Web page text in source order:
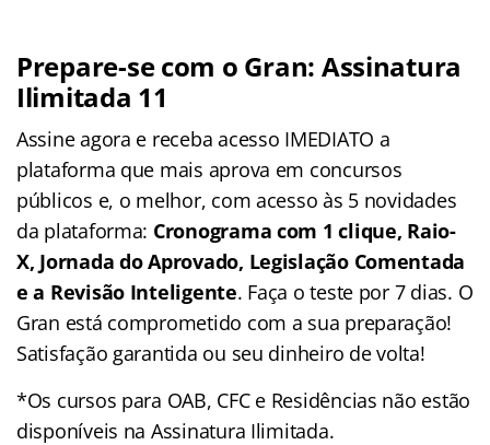
Prepare-se com o Gran: Assinatura
Ilimitada 11
Assine agora e receba acesso IMEDIATO a
plataforma que mais aprova em concursos
públicos e, o melhor, com acesso às 5 novidades
da plataforma: Cronograma com 1 clique, Raio-
X, Jornada do Aprovado, Legislação Comentada
e a Revisão Inteligente. Faça o teste por 7 dias. O
Gran está comprometido com a sua preparação!
Satisfação garantida ou seu dinheiro de volta!
*Os cursos para OAB, CFC e Residências não estão
disponíveis na Assinatura Ilimitada.